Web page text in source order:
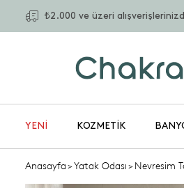
₺2.000 ve üzeri
YENİ KOZMETIK
Anasayfa>Yatak Odası>Nevresim